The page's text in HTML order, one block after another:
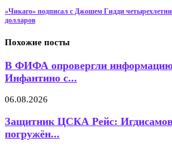
«Чикаго» подписал с Джошем Гидди
долларов
Похожие посты
В ФИФА опровергли информацию
Инфантино с...
06.08.2026
Защитник ЦСКА Рейс:
погружён...